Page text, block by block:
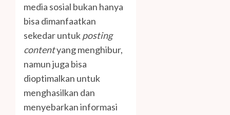
media sosial bukan hanya
bisa dimanfaatkan
sekedar untukposting
contentyang menghibur,
namun juga bisa
dioptimalkan untuk
menghasilkan dan
menyebarkan informasi